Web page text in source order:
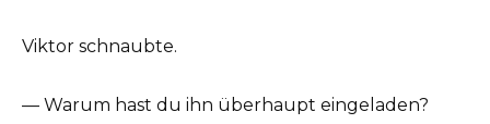
Viktor schnaubte.
— Warum hast du ihn überhaupt eingeladen?